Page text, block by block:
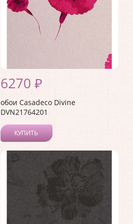
6270 ₽
обои Casadeco Divine
DVN21764201
КУПИТЬ